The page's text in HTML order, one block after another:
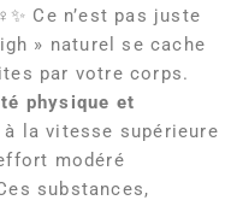
Ce n’est pas juste
» naturel se cache
par votre corps.
physique et
à la vitesse supérieure
modéré
substances,